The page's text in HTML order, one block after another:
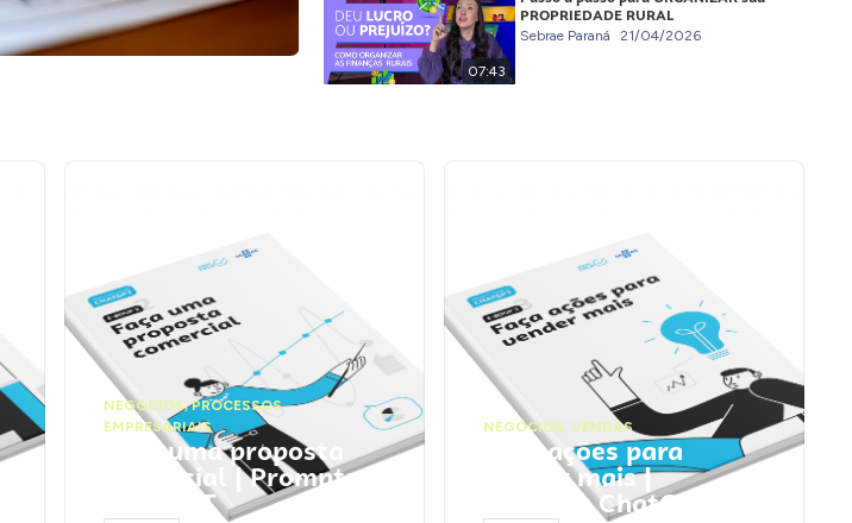
07:43
PROPRIEDADE RURAL
Sebrae Paraná 21/04/2026
NEGÓCIOS,PROCESSOS
EMPRESARIAIS
Faça uma proposta
comercial | Prompts
ChatGPT
NEGÓCIOS, VENDAS
Faça ações para
vender mais |
Prompts ChatGPT